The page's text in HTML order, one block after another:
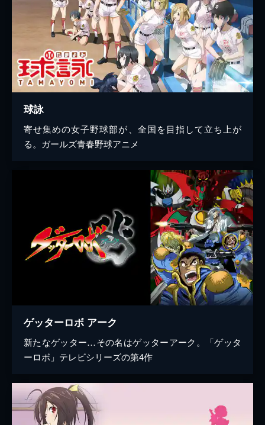
球詠
寄せ集めの女子野球部が、全国を目指して立ち上が
る。ガールズ青春野球アニメ
ゲッターロボ アーク
新たなゲッター…その名はゲッターアーク。「ゲッタ
ーロボ」テレビシリーズの第4作